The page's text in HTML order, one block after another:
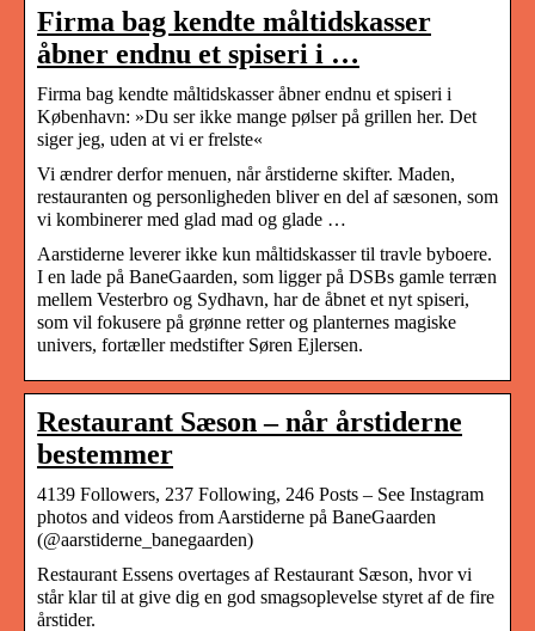
Firma bag kendte måltidskasser
åbner endnu et spiseri i …
Firma bag kendte måltidskasser åbner endnu et spiseri i
København: »Du ser ikke mange pølser på grillen her. Det
siger jeg, uden at vi er frelste«
Vi ændrer derfor menuen, når årstiderne skifter. Maden,
restauranten og personligheden bliver en del af sæsonen, som
vi kombinerer med glad mad og glade …
Aarstiderne leverer ikke kun måltidskasser til travle byboere.
I en lade på BaneGaarden, som ligger på DSBs gamle terræn
mellem Vesterbro og Sydhavn, har de åbnet et nyt spiseri,
som vil fokusere på grønne retter og planternes magiske
univers, fortæller medstifter Søren Ejlersen.
Restaurant Sæson – når årstiderne
bestemmer
4139 Followers, 237 Following, 246 Posts – See Instagram
photos and videos from Aarstiderne på BaneGaarden
(@aarstiderne_banegaarden)
Restaurant Essens overtages af Restaurant Sæson, hvor vi
står klar til at give dig en god smagsoplevelse styret af de fire
årstider.